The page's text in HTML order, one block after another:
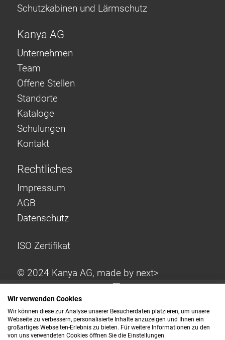
Schutzkabinen und Lärmschutz
Kanya AG
Unternehmen
Team
Offene Stellen
Standorte
Kataloge
Schulungen
Kontakt
Rechtliches
Impressum
AGB
Datenschutz
ISO Zertifikat
© 2024 Kanya AG, made by next>
Wir verwenden Cookies
Wir können diese zur Analyse unserer Besucherdaten platzieren, um unsere
Webseite zu verbessern, personalisierte Inhalte anzuzeigen und Ihnen ein
großartiges Webseiten-Erlebnis zu bieten. Für weitere Informationen zu den
von uns verwendeten Cookies öffnen Sie die Einstellungen.